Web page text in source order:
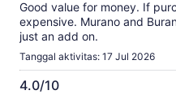
Good value for money. If
expensive. Murano and
just an add on.
Tanggal aktivitas: 17 Jul 2026
4.0/10